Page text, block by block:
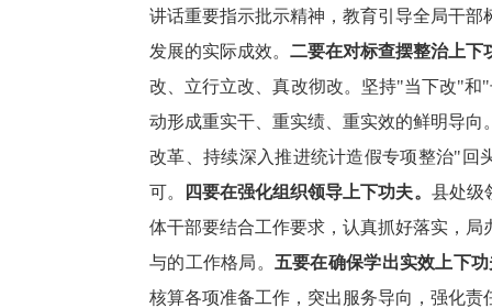
讲话重要指示批示精神，教育引导全局干部
发展的实际成效。 二要在对标查摆整治上下
改、立行立改、真改彻改。坚持"当下改"和"
动形成重实干、重实绩、重实效的鲜明导向
改革、持续深入推进统计造假专项整治"回
可。
四要在强化组织领导上下功夫。 县处级
体干部要结合工作要求 ，认真抓好落实， 局
与的工作格局。 五要在确保学出实效上下
核算各项准备工作， 突出服务导向，强化责